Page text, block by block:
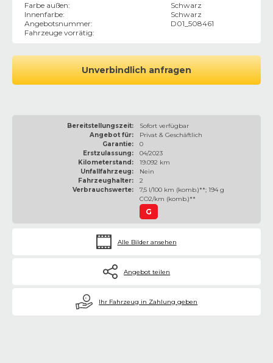
Farbe außen:
Schwarz
Innenfarbe:
Schwarz
Angebotsnummer:
D01_508461
Fahrzeuge vorrätig:
Unverbindlich anfragen
Bereitstellungszeit:
Sofort verfügbar
Angebot für:
Privat & Geschäftlich
Garantie:
0
Erstzulassung:
04/2023
Kilometerstand:
19.092 km
Unfallfahrzeug:
Nein
Fahrzeughalter:
2
Verbrauchswerte:
7,5 l/100 km (komb.)**; 194 g
CO2/km (komb.)**
G
Alle Bilder ansehen
Angebot teilen
€ Ihr Fahrzeug in Zahlung geben